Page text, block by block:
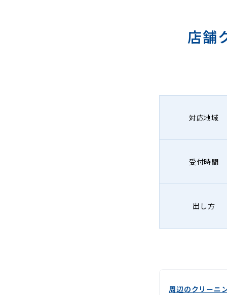
店舗
対応地域
受付時間
出し方
周辺のクリーニ